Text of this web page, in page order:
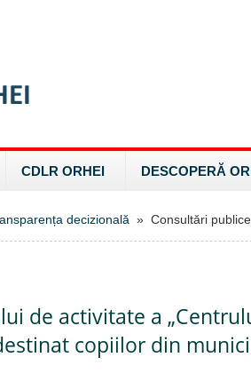
CDLR ORHEI DESCOPERĂ
decizională » Consultări publice
de activitate a
copiilor din